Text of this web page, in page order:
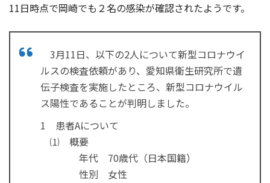
11日時点で岡崎でも２名の感染が確認されたようです。
3月11日、以下の2人について新型コロナウイ
ルスの検査依頼があり、愛知県衛生研究所で遺
伝子検査を実施したところ、新型コロナウイル
ス陽性であることが判明しました。
1 患者Aについて
⑴ 概要
年代 70歳代（日本国籍）
性別 女性